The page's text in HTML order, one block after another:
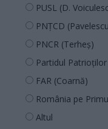
PUSL (D.
PNȚCD
PNCR (Terheș)
Partidul Patrioților
FAR (Coarnă)
România pe
Altul